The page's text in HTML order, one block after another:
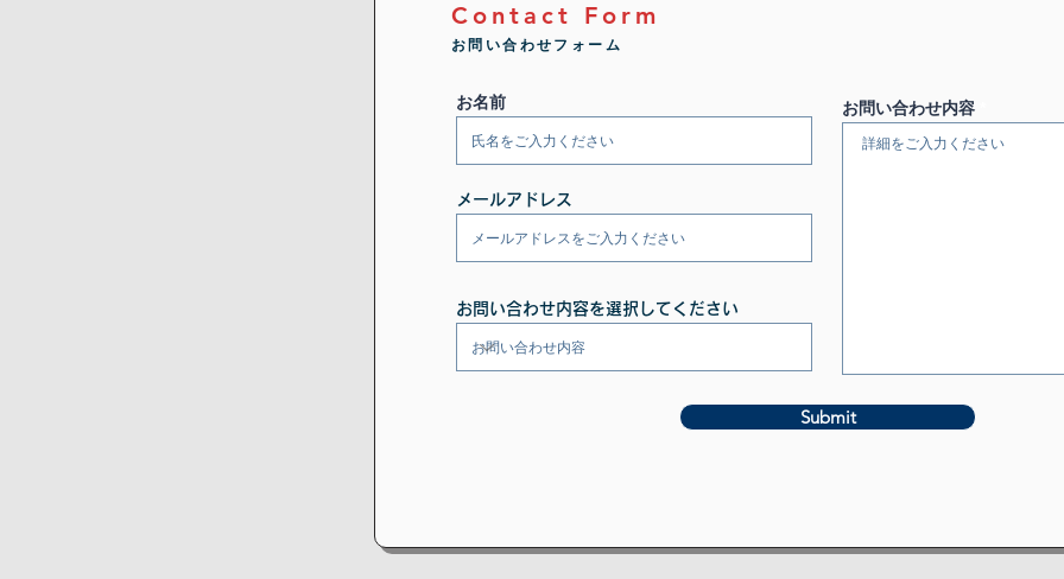
Contact Form
お問い合わせフォーム
お名前
メールアドレス
お問い合わせ内容を選択してください
お問い合わせ内容
Submit